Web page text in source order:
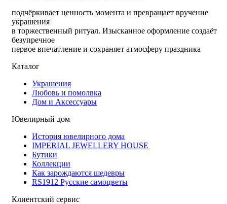
подчёркивает ценность момента и превращает вручение
украшения
в торжественный ритуал. Изысканное оформление создаёт
безупречное
первое впечатление и сохраняет атмосферу праздника
Каталог
Украшения
Любовь и помолвка
Дом и Аксессуары
Ювелирный дом
История ювелирного дома
IMPERIAL JEWELLERY HOUSE
Бутики
Коллекции
Как зарождаются шедевры
RS1912 Русские самоцветы
Клиентский сервис